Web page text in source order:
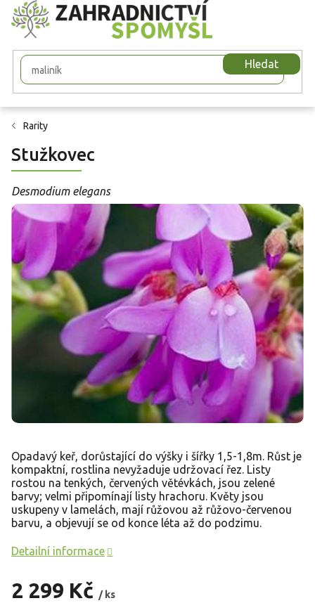
Přejít
na
obsah
Hledat
Rarity
Stužkovec
Desmodium elegans
2 299 Kč / ks
Opadavý keř, dorůstající do výšky i šířky 1,5-1,8m. Růst je
kompaktní, rostlina nevyžaduje udržovací řez. Listy
rostou na tenkých, červených větévkách, jsou zelené
barvy; velmi připomínají listy hrachoru. Květy jsou
uskupeny v lamelách, mají růžovou až růžovo-červenou
barvu, a objevují se od konce léta až do podzimu.
Detailní informace